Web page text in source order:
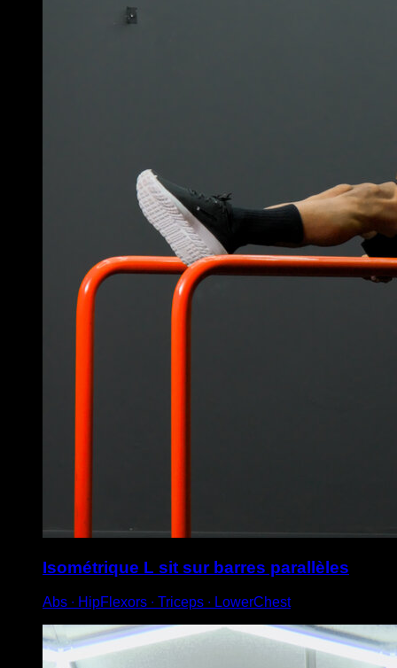
Isométrique L sit sur barres parallèles
Abs ∙ HipFlexors ∙ Triceps ∙ LowerChest